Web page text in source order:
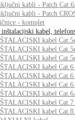
kabli - Patch
kabli - Patch
- komplet
kabel,
kabel
kabel
kabel
kabel Cat.6
kabel Cat.6
kabel Cat.6
kabel
kabel Cat.7
kabel